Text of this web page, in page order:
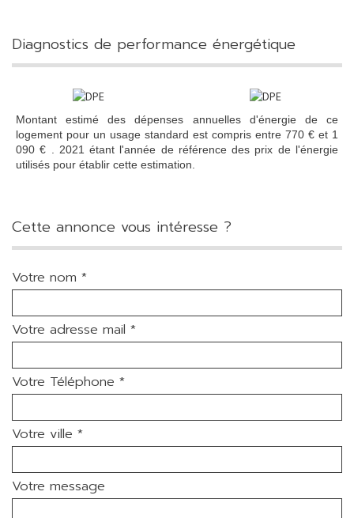
diagnostics de performance énergétique
Montant estimé des dépenses annuelles d'énergie de ce
logement pour un usage standard est compris entre 770 € et 1
090 € . 2021 étant l'année de référence des prix de l'énergie
utilisés pour établir cette estimation.
cette annonce vous intéresse ?
Votre nom *
Votre adresse mail *
Votre Téléphone *
Votre ville *
Votre message